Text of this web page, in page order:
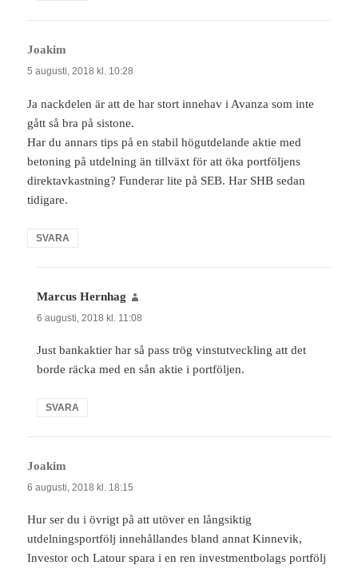
Joakim
5 augusti, 2018 kl. 10:28
Ja nackdelen är att de har stort innehav i Avanza som inte
gått så bra på sistone.
Har du annars tips på en stabil högutdelande aktie med
betoning på utdelning än tillväxt för att öka portföljens
direktavkastning? Funderar lite på SEB. Har SHB sedan
tidigare.
SVARA
Marcus Hernhag
6 augusti, 2018 kl. 11:08
Just bankaktier har så pass trög vinstutveckling att det
borde räcka med en sån aktie i portföljen.
SVARA
Joakim
6 augusti, 2018 kl. 18:15
Hur ser du i övrigt på att utöver en långsiktig
utdelningsportfölj innehållandes bland annat Kinnevik,
Investor och Latour spara i en ren investmentbolags portfölj